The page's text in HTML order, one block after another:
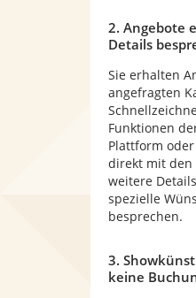
2. Angebote
Details
Sie erhalten
angefragten
Funktionen
Plattform
direkt mit den
weitere
spezielle
besprechen.
3.
keine